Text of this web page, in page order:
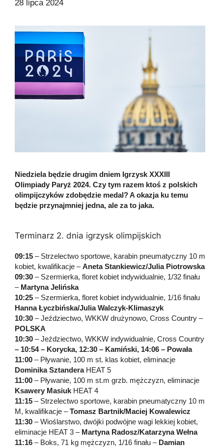
28 lipca 2024
Niedziela będzie drugim dniem Igrzysk XXXIII
Olimpiady Paryż 2024. Czy tym razem ktoś z polskich
olimpijczyków zdobędzie medal? A okazja ku temu
będzie przynajmniej jedna, ale za to jaka.
Terminarz 2. dnia igrzysk olimpijskich
09:15 – Strzelectwo sportowe, karabin pneumatyczny 10 m
kobiet, kwalifikacje –Aneta Stankiewicz/Julia Piotrowska
09:30 – Szermierka, floret kobiet indywidualnie, 1/32 finału
– Martyna Jelińska
10:25 – Szermierka, floret kobiet indywidualnie, 1/16 finału
Hanna Łyczbińska/Julia Walczyk-Klimaszyk
10:30 – Jeździectwo, WKKW drużynowo, Cross Country –
POLSKA
10:30 – Jeździectwo, WKKW indywidualnie, Cross Country
– 10:54 – Korycka, 12:30 – Kamiński, 14:06 – Powała
11:00 – Pływanie, 100 m st. klas kobiet, eliminacje
Dominika SztanderaHEAT 5
11:00 – Pływanie, 100 m st.m grzb. mężczyzn, eliminacje
Ksawery Masiuk HEAT 4
11:15 – Strzelectwo sportowe, karabin pneumatyczny 10 m
M, kwalifikacje –Tomasz Bartnik/Maciej Kowalewicz
11:30 – Wioślarstwo, dwójki podwójne wagi lekkiej kobiet,
eliminacje HEAT 3 – Martyna Radosz/Katarzyna Wełna
11:16 – Boks, 71 kg mężczyzn, 1/16 finału – Damian